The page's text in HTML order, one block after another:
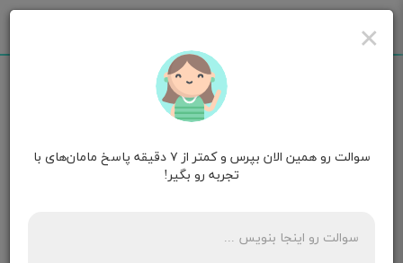
مامان رایان ۲ سالگی
ترسم اذیت بشه چون خیلی وابسته شده وهر بار که نمی
×
سوالت رو همین الان بپرس و کمتر از ۷ دقیقه پاسخ مامان‌های با
تجربه رو بگیر!